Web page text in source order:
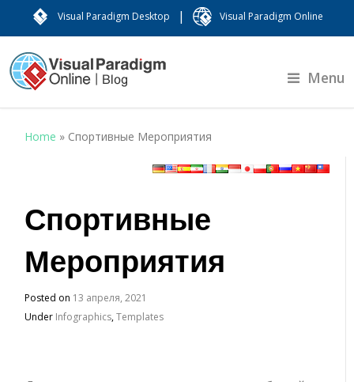
Visual Paradigm Desktop | Visual Paradigm Online
Menu
Home » Спортивные Мероприятия
Спортивные
Мероприятия
Posted on 13 апреля, 2021
Under Infographics,Templates